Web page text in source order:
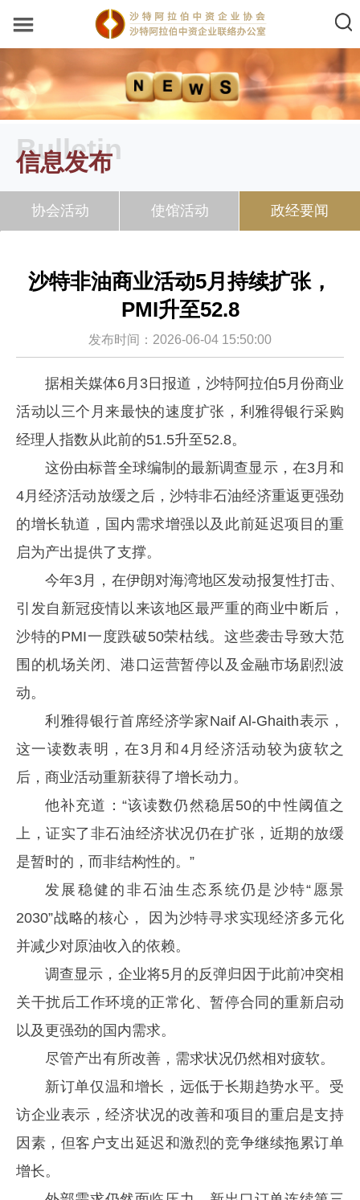
Bulletin
信息发布
协会活动 使馆活动 政经要闻
沙特非油商业活动5月持续扩张，
PMI升至52.8
发布时间：2026-06-04 15:50:00
据相关媒体6月3日报道，沙特阿拉伯5月份商业
活动以三个月来最快的速度扩张，利雅得银行采购
经理人指数从此前的51.5升至52.8。
这份由标普全球编制的最新调查显示，在3月和
4月经济活动放缓之后，沙特非石油经济重返更强劲
的增长轨道，国内需求增强以及此前延迟项目的重
启为产出提供了支撑。
今年3月，在伊朗对海湾地区发动报复性打击、
引发自新冠疫情以来该地区最严重的商业中断后，
沙特的PMI一度跌破50荣枯线。这些袭击导致大范
围的机场关闭、港口运营暂停以及金融市场剧烈波
动。
利雅得银行首席经济学家Naif Al-Ghaith表示，
这一读数表明，在3月和4月经济活动较为疲软之
后，商业活动重新获得了增长动力。
他补充道：“该读数仍然稳居50的中性阈值之
上，证实了非石油经济状况仍在扩张，近期的放缓
是暂时的，而非结构性的。”
发展稳健的非石油生态系统仍是沙特“愿景
2030”战略的核心， 因为沙特寻求实现经济多元化
并减少对原油收入的依赖。
调查显示，企业将5月的反弹归因于此前冲突相
关干扰后工作环境的正常化、暂停合同的重新启动
以及更强劲的国内需求。
尽管产出有所改善，需求状况仍然相对疲软。
新订单仅温和增长，远低于长期趋势水平。受
访企业表示，经济状况的改善和项目的重启是支持
因素，但客户支出延迟和激烈的竞争继续拖累订单
增长。